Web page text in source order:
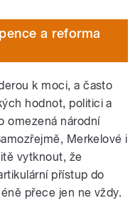
a reforma
k moci, a často
hodnot, politici a
omezená národní
Merkelové i
vytknout, že
přístup do
přece jen ne vždy.